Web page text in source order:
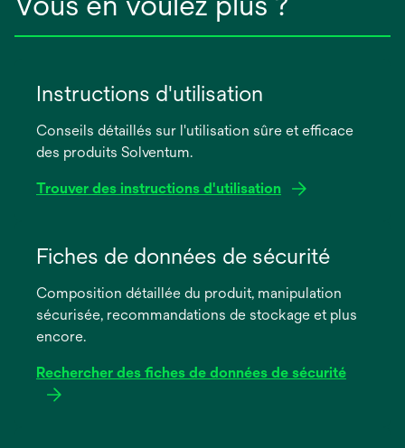
Instructions d'utilisation
Conseils détaillés sur l'utilisation sûre et efficace
des produits Solventum.
Trouver des instructions d'utilisation
dans
nouvel
onglet
Fiches de données de sécurité
Composition détaillée du produit, manipulation
sécurisée, recommandations de stockage et plus
encore.
Rechercher des fiches de données de sécurité